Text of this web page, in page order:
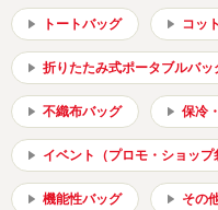
トートバッグ コッ
折りたたみ式ポータブルバッ
不織布バッグ 保冷
イベント（プロモ・ショップ
機能性バッグ その